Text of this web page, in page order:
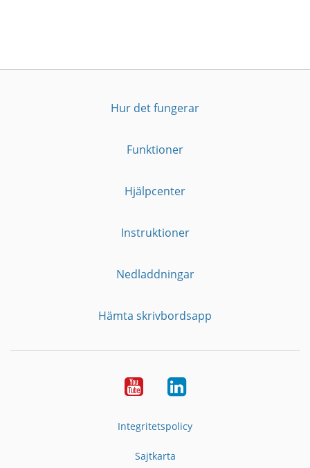
Hur det fungerar
Funktioner
Hjälpcenter
Instruktioner
Nedladdningar
Hämta skrivbordsapp
YouTubeLinkedIn
Integritetspolicy
Sajtkarta